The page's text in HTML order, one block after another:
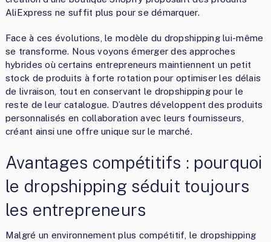
AliExpress ne suffit plus pour se démarquer.
Face à ces évolutions, le modèle du dropshipping lui-même
se transforme. Nous voyons émerger des approches
hybrides où certains entrepreneurs maintiennent un petit
stock de produits à forte rotation pour optimiser les délais
de livraison, tout en conservant le dropshipping pour le
reste de leur catalogue. D’autres développent des produits
personnalisés en collaboration avec leurs fournisseurs,
créant ainsi une offre unique sur le marché.
Avantages compétitifs : pourquoi
le dropshipping séduit toujours
les entrepreneurs
Malgré un environnement plus compétitif, le dropshipping